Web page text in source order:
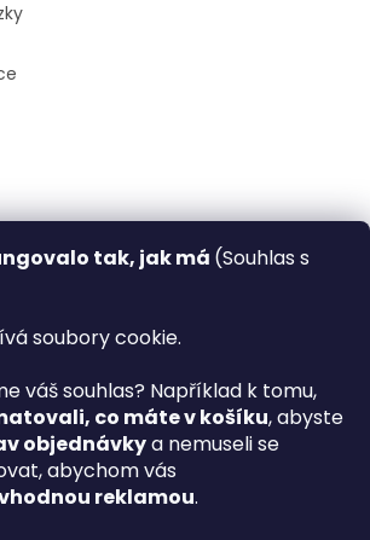
tak, jak má (Souhlas s
soubory cookie.
váš souhlas? Například k tomu,
co máte v košíku, abyste
objednávkya nemuseli se
abychom vás
reklamou.
Bonus™
a kupóny